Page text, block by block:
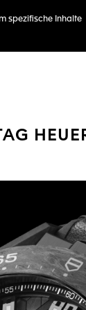
spezifische Inhalte